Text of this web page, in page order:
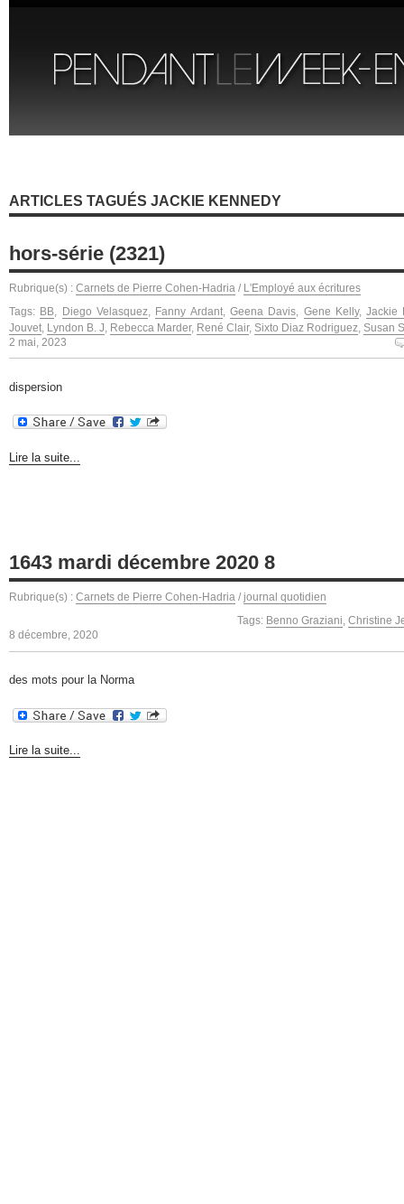
ARTICLES TAGUÉS JACKIE KENNEDY
hors-série (2321)
Rubrique(s) : Carnets de Pierre Cohen-Hadria / L'Employé aux écritures
Tags: BB, Diego Velasquez, Fanny Ardant, Geena Davis, Gene Kelly,Jackie
Jouvet, Lyndon B. J, Rebecca Marder, René Clair, Sixto Diaz Rodriguez, Susan
2 mai, 2023
dispersion
Lire la suite...
1643 mardi décembre 2020 8
Rubrique(s) : Carnets de Pierre Cohen-Hadria / journal quotidien
Tags: Benno Graziani Christine
8 décembre, 2020
des mots pour la Norma
Lire la suite...